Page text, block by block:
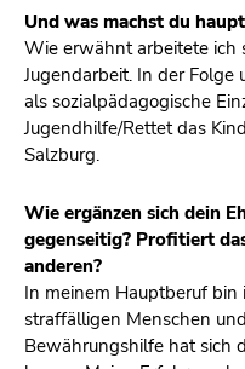
Und was machst du
Wie erwähnt arbeitete ich
Jugendarbeit. In der Folge
als sozialpädagogische
Jugendhilfe/Rettet das
Salzburg.
Wie ergänzen sich dein
gegenseitig? Profitiert
anderen?
In meinem Hauptberuf
straffälligen Menschen
Bewährungshilfe hat sich